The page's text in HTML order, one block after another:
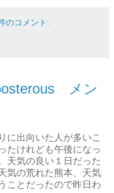
のコメント:
メン
に出向いた人が多いこ
たけれども午後になっ
天気の良い１日だった
気の荒れた熊本、天気
ことだったので昨日わ